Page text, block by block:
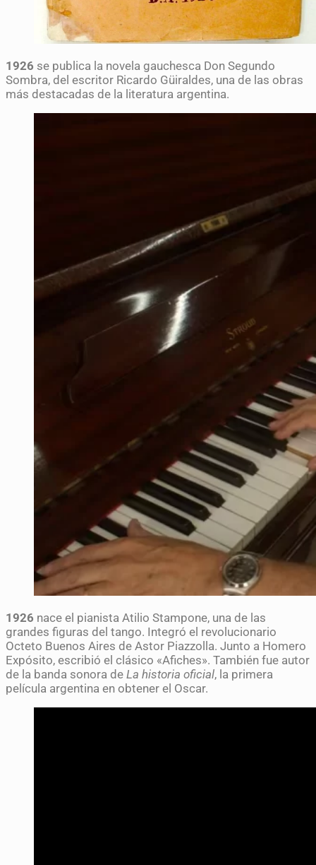
1926 se publica la novela gauchesca Don Segundo
Sombra, del escritor Ricardo Güiraldes, una de las obras
más destacadas de la literatura argentina.
1926 nace el pianista Atilio Stampone, una de las
grandes figuras del tango. Integró el revolucionario
Octeto Buenos Aires de Astor Piazzolla. Junto a Homero
Expósito, escribió el clásico «Afiches». También fue autor
de la banda sonora de La historia oficial, la primera
película argentina en obtener el Oscar.